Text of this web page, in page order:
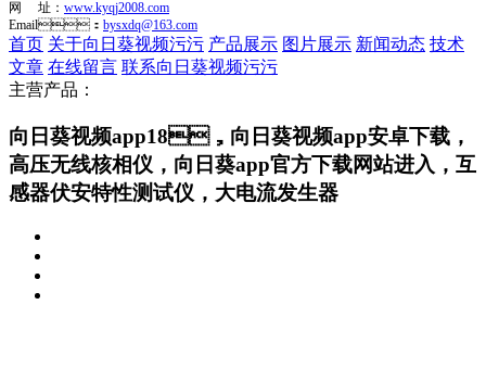
网 址： www.kyqj2008.com
Email： bysxdq@163.com
首页 关于向日葵视频污污 产品展示 图片展示 新闻动态 技术
文章 在线留言 联系向日葵视频污污
主营产品：
向日葵视频app18，向日葵视频app安卓下载，
高压无线核相仪，向日葵app官方下载网站进入，互
感器伏安特性测试仪，大电流发生器